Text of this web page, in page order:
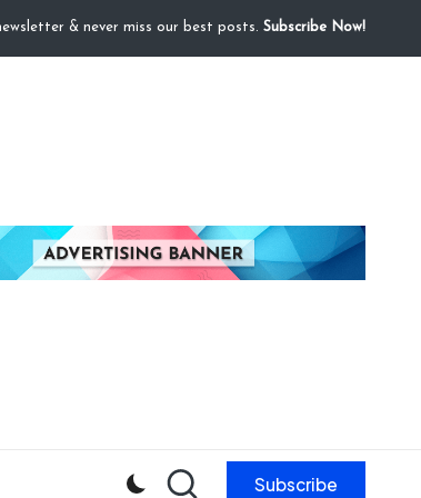
& never miss our best posts. Subscribe Now!
Subscribe